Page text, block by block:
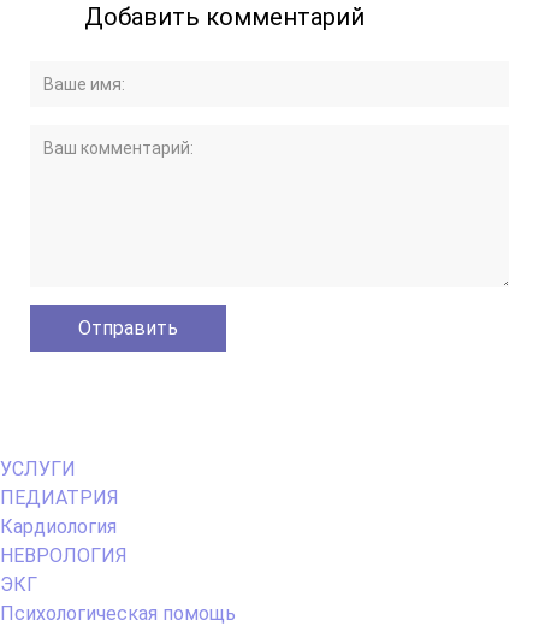
Добавить комментарий
Primary
Menu
УСЛУГИ
ПЕДИАТРИЯ
Кардиология
НЕВРОЛОГИЯ
ЭКГ
Психологическая помощь